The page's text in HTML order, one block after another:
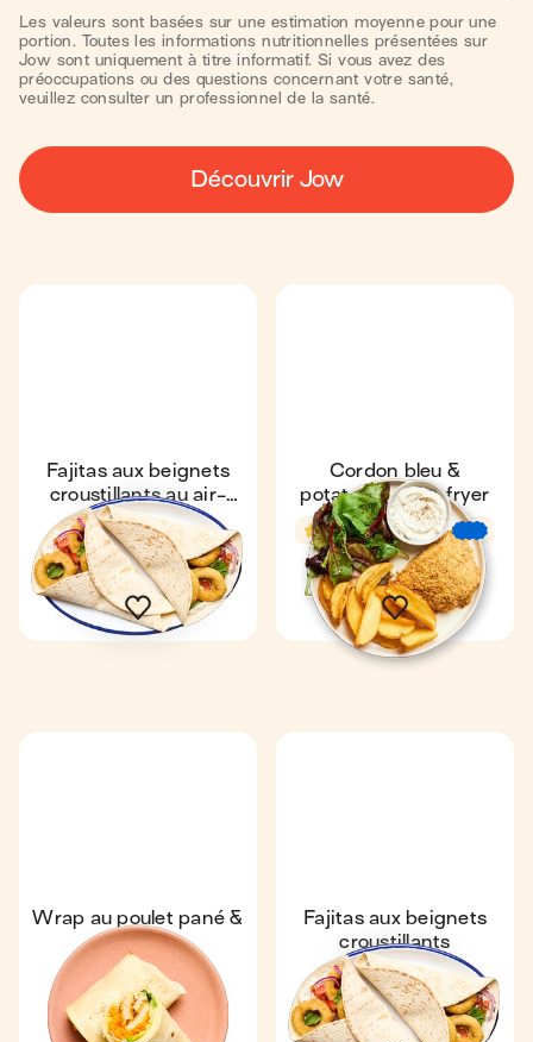
Les valeurs sont basées sur une estimation moyenne pour une
portion. Toutes les informations nutritionnelles présentées sur
Jow sont uniquement à titre informatif. Si vous avez des
préoccupations ou des questions concernant votre santé,
veuillez consulter un professionnel de la santé.
Découvrir Jow
Fajitas aux beignets
croustillants au air-
fryer
Express
4,9
15 min
1
Cordon bleu &
potatoes au air-fryer
4,8 20 min €
1
Wrap au poulet pané &
crudités
Coup de ❤️
4,7
10 min
Fajitas aux beignets
croustillants
Express
4,7
15 min
1